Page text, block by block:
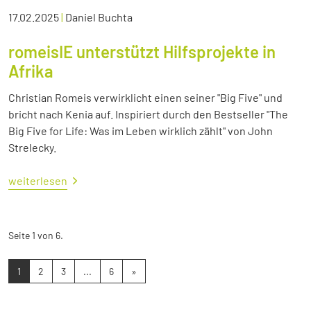
17.02.2025| Daniel Buchta
romeisIE unterstützt Hilfsprojekte in
Afrika
Christian Romeis verwirklicht einen seiner "Big Five" und
bricht nach Kenia auf. Inspiriert durch den Bestseller "The
Big Five for Life: Was im Leben wirklich zählt" von John
Strelecky.
weiterlesen
Seite 1 von 6.
1 2 3 ... 6 »